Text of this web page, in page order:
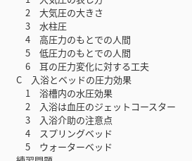
2 大気圧の大きさ
3 水柱圧
4 高圧力のもとでの人間
5 低圧力のもとでの人間
6 耳の圧力変化に対する工夫
C 入浴とベッドの圧力効果
1 浴槽内の水圧効果
2 入浴は血圧のジェットコースター
3 入浴介助の注意点
4 スプリングベッド
5 ウォーターベッド